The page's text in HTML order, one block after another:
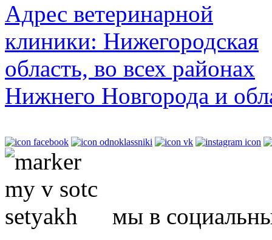
Адрес ветеринарной
клиники: Нижегородская
область, во всех районах
Нижнего Новгорода и
мы в